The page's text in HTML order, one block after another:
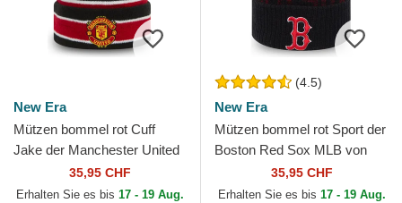
New Era
Mützen bommel rot Cuff
Jake der Manchester United
Football Club Premier League
von New Era
35,95 CHF
Erhalten Sie es bis 17 - 19 Aug.
(4.5)
New Era
Mützen bommel rot Sport der
Boston Red Sox MLB von
35,95 CHF
Erhalten Sie es bis 17 - 19 Aug.